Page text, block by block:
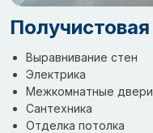
Получистовая
Выравнивание стен
Электрика
Межкомнатные двери
Сантехника
Отделка потолка